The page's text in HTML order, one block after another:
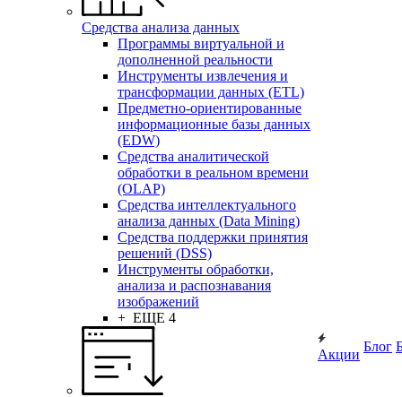
Средства анализа данных
Программы виртуальной и
дополненной реальности
Инструменты извлечения и
трансформации данных (ETL)
Предметно-ориентированные
информационные базы данных
(EDW)
Средства аналитической
обработки в реальном времени
(OLAP)
Средства интеллектуального
анализа данных (Data Mining)
Средства поддержки принятия
решений (DSS)
Инструменты обработки,
анализа и распознавания
изображений
+ ЕЩЕ 4
Акции
Блог